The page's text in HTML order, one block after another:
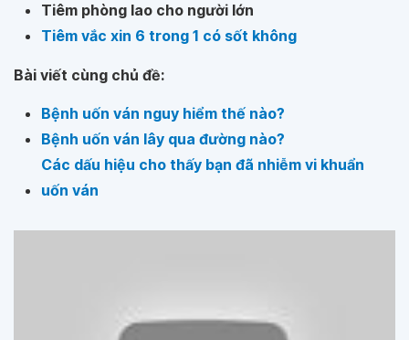
Tiêm phòng lao cho người lớn
Tiêm vắc xin 6 trong 1 có sốt không
Bài viết cùng chủ đề:
Bệnh uốn ván nguy hiểm thế nào?
Bệnh uốn ván lây qua đường nào?
Các dấu hiệu cho thấy bạn đã nhiễm vi khuẩn
uốn ván